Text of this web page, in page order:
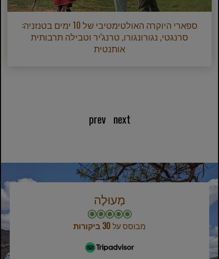
ספארי היוקרה האולטימטיבי של 10 ימים בטנזניה:
סרנגטי, נגורונגורו, טרנג'יר וטבילה תרבותית
אותנטית
prev next
מְעוּלֶה
מבוסס על30 ביקורות